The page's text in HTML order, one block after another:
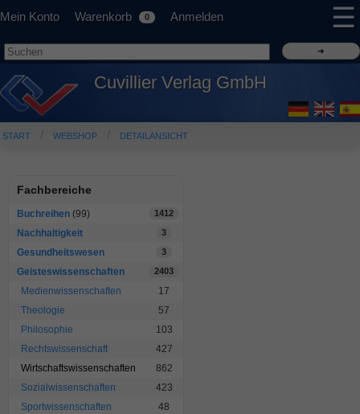
Mein Konto Warenkorb 0 Anmelden ☰
Cuvillier Verlag GmbH
START WEBSHOP DETAILANSICHT
Fachbereiche
Buchreihen (99) 1412
Nachhaltigkeit 3
Gesundheitswesen 3
Geisteswissenschaften 2403
Medienwissenschaften
17
Theologie
57
Philosophie
103
Rechtswissenschaft
427
Wirtschaftswissenschaften
862
Sozialwissenschaften
423
Sportwissenschaften
48